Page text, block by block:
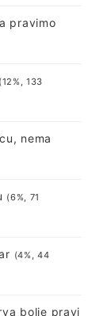
pravimo
(12%, 133
nema
(6%, 71
(4%, 44
bolje pravi